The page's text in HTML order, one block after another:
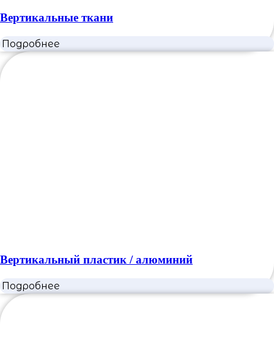
Вертикальные ткани
Подробнее
Вертикальный пластик / алюминий
Подробнее